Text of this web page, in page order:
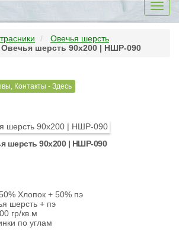
Овечья шерсть
Овечья шерсть 90х200 | НШР-090
Контакты - Здесь
шерсть 90х200 | НШР-090
Хлопок + 50% пэ
шерсть + пэ
гр/кв.м
по углам